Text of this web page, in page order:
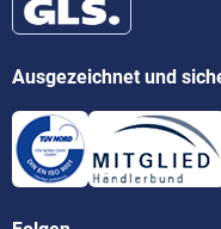
Ausgezeichnet und